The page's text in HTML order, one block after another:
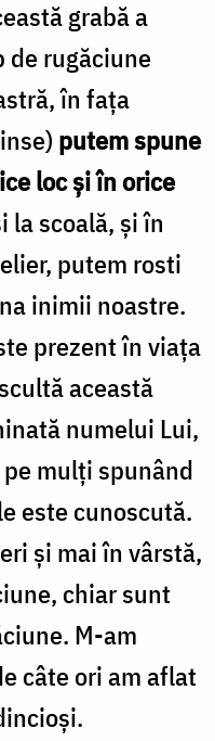
grabă a
de rugăciune
în fața
putem spune
loc și în orice
la scoală, și în
putem rosti
inimii noastre.
prezent în viața
această
numelui Lui,
mulți spunând
este cunoscută.
și mai în vârstă,
chiar sunt
M-am
câte ori am aflat